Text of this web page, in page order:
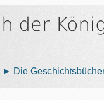
der
► Die